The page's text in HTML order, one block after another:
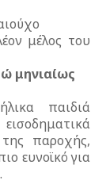
μέλος του
μηνιαίως
παιδιά
παροχής,
ευνοϊκό για